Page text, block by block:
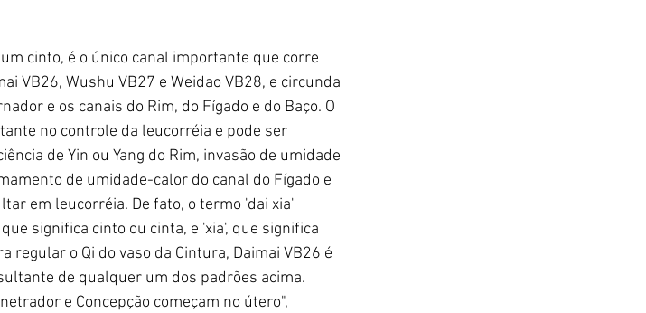
cinto, é o único canal importante que corre
VB26, Wushu VB27 e Weidao VB28, e circunda
e os canais do Rim, do Fígado e do Baço. O
no controle da leucorréia e pode ser
de Yin ou Yang do Rim, invasão de umidade
de umidade-calor do canal do Fígado e
em leucorréia. De fato, o termo 'dai xia'
significa cinto ou cinta, e 'xia', que significa
regular o Qi do vaso da Cintura, Daimai VB26 é
de qualquer um dos padrões acima.
e Concepção começam no útero",